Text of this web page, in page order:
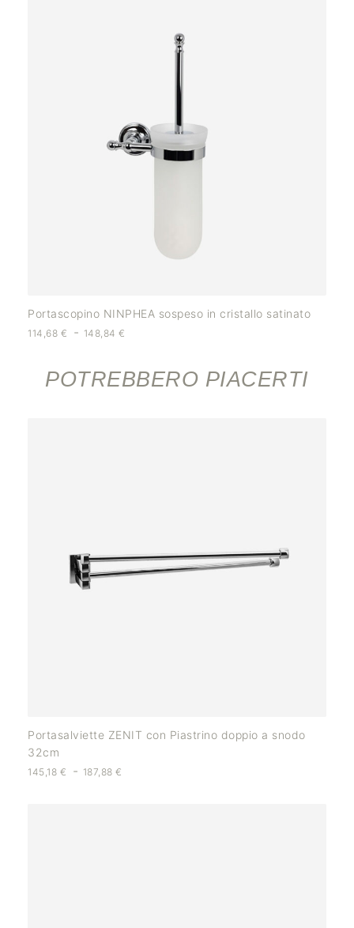
Portascopino NINPHEA sospeso in cristallo satinato
114,68 € - 148,84€
POTREBBERO PIACERTI
Portasalviette ZENIT con Piastrino doppio a snodo
32cm
145,18 € - 187,88€